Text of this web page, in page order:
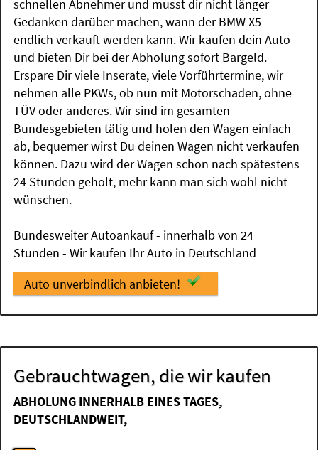
schnellen Abnehmer und musst dir nicht länger
Gedanken darüber machen, wann der BMW X5
endlich verkauft werden kann. Wir kaufen dein Auto
und bieten Dir bei der Abholung sofort Bargeld.
Erspare Dir viele Inserate, viele Vorführtermine, wir
nehmen alle PKWs, ob nun mit Motorschaden, ohne
TÜV oder anderes. Wir sind im gesamten
Bundesgebieten tätig und holen den Wagen einfach
ab, bequemer wirst Du deinen Wagen nicht verkaufen
können. Dazu wird der Wagen schon nach spätestens
24 Stunden geholt, mehr kann man sich wohl nicht
wünschen.
Bundesweiter Autoankauf - innerhalb von 24
Stunden - Wir kaufen Ihr Auto in Deutschland
Auto unverbindlich anbieten!
Gebrauchtwagen, die wir kaufen
ABHOLUNG INNERHALB EINES TAGES,
DEUTSCHLANDWEIT,